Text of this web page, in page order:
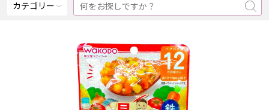
カテゴリー